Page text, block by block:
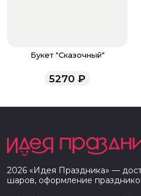
Букет "Сказочный"
5270 ₽
2026 «Идея Праздника» —
шаров, оформление